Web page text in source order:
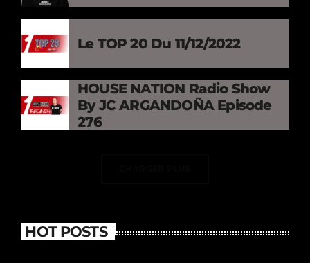
Le TOP 20 Du 11/12/2022
HOUSE NATION Radio Show
By JC ARGANDOÑA Episode
276
HOT POSTS